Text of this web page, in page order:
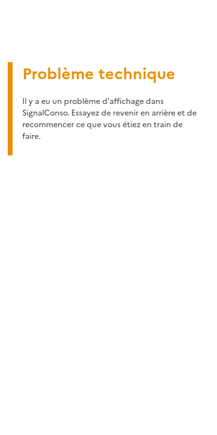
Problème technique
Il y a eu un problème d'affichage dans
SignalConso. Essayez de revenir en arrière et de
recommencer ce que vous étiez en train de
faire.